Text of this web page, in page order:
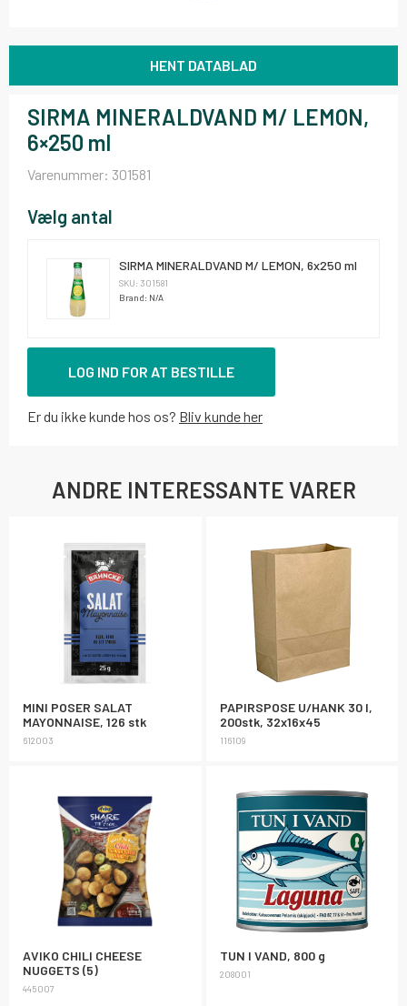
HENT DATABLAD
SIRMA MINERALDVAND M/ LEMON,
6×250 ml
Varenummer: 301581
Vælg antal
SIRMA MINERALDVAND M/ LEMON, 6x250 ml
SKU: 301581
Brand: N/A
LOG IND FOR AT BESTILLE
Er du ikke kunde hos os? Bliv kunde her
ANDRE INTERESSANTE VARER
MINI POSER SALAT
MAYONNAISE, 126 stk
612003
PAPIRSPOSE U/HANK 30 l,
200stk, 32x16x45
116109
AVIKO CHILI CHEESE
NUGGETS (5)
445007
TUN I VAND, 800 g
208001